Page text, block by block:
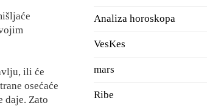
ili će
osećaće
daje. Zato
Analiza horoskopa
VesKes
mars
Ribe